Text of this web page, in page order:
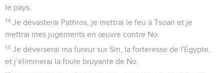
le pays.
14 Je dévasterai Pathros, je mettrai le feu à Tsoan et je
mettrai mes jugements en œuvre contre No.
15 Je déverserai ma fureur sur Sin, la forteresse de l'Egypte,
et j’éliminerai la foule bruyante de No.